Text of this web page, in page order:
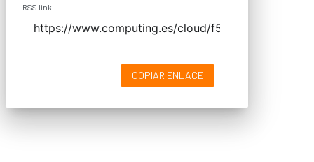
RSS link
COPIAR ENLACE